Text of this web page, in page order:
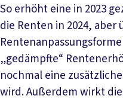
So erhöht eine in 2023
die Renten in 2024,
„gedämpfte“
nochmal eine
wird. Außerdem wirkt